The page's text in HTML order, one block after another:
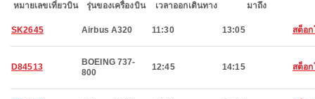
หมายเลขเที่ยวบิน รุ่นของเครื่องบิน เวลาออกเดินทาง มาถึง
SK2645 Airbus A320 11:30 13:05 สต็อ
D84513
BOEING 737-
800
12:45 14:15 สต็อ